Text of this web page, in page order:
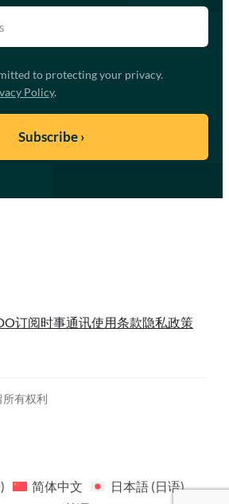
to protecting your privacy.
Policy.
订阅时事通讯使用条款隐私政策
有权利
) 简体中文 日本語(日语)